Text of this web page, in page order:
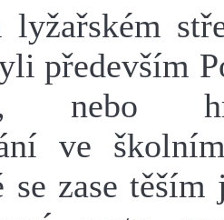
lyžařském
především
nebo
ve
se zase těším